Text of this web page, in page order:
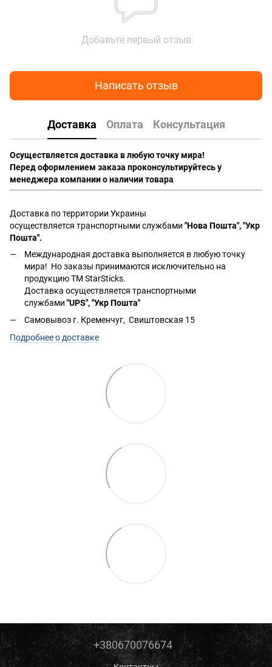
Добавьте первый отзыв
Написать отзыв
Доставка Оплата Консультация
Осуществляется доставка в любую точку мира!
Перед оформлением заказа проконсультируйтесь у
менеджера компании о наличии товара
Доставка по территории Украины
осуществляется транспортными службами "Нова Пошта", "Укр
Пошта".
Международная доставка выполняется в любую точку
мира! Но заказы принимаются исключительно на
продукцию ТМ StarSticks.
Доставка осуществляется транспортными
службами "UPS", "Укр Пошта"
Самовывоз г. Кременчуг, Свиштовская 15
Подробнее о доставке
+380670076674